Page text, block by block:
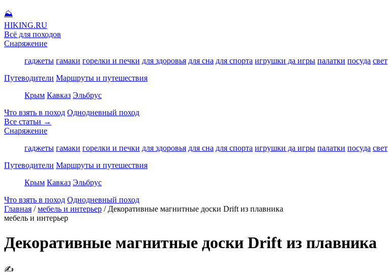
⛰
HIKING.RU
Всё для походов
Снаряжение
гаджеты гамаки горелки и печки для здоровья для сна для спорта игрушки да игры палатки посуда свет
Путеводители Маршруты и путешествия
Крым Кавказ Эльбрус
Что взять в поход Однодневный поход
Все статьи →
Снаряжение
гаджеты гамаки горелки и печки для здоровья для сна для спорта игрушки да игры палатки посуда свет
Путеводители Маршруты и путешествия
Крым Кавказ Эльбрус
Что взять в поход Однодневный поход
Главная / мебель и интерьер / Декоративные магнитные доски Drift из плавника
мебель и интерьер
Декоративные магнитные доски Drift из плавника
✍